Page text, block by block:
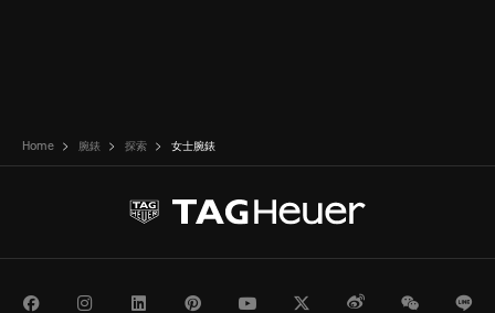
Home 腕錶 探索 女士腕錶
FacebookInstagramLinkedInPinterestYoutubeTwitterWeiboWeChat